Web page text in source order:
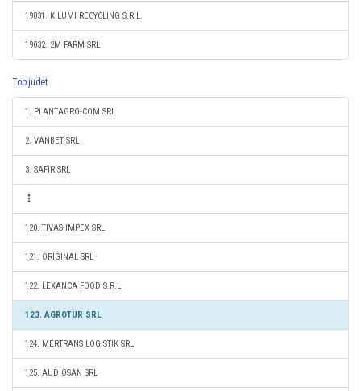
19031. KILUMI RECYCLING S.R.L.
19032. 2M FARM SRL
Top judet
1. PLANTAGRO-COM SRL
2. VANBET SRL
3. SAFIR SRL
120. TIVAS-IMPEX SRL
121. ORIGINAL SRL
122. LEXANCA FOOD S.R.L.
123. AGROTUR SRL
124. MERTRANS LOGISTIK SRL
125. AUDIOSAN SRL